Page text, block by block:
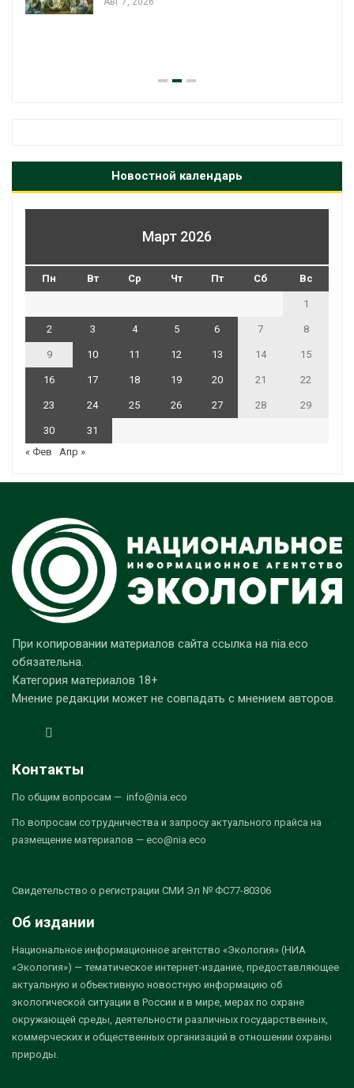
Новостной календарь
Март 2026
Пн Вт Ср Чт Пт Сб Вс
1
2 3 4 5 6 7 8
9 10 11 12 13 14 15
16 17 18 19 20 21 22
23 24 25 26 27 28 29
30
31
« Фев
Апр »
При копировании материалов сайта ссылка на nia.eco
обязательна.
Категория материалов 18+
Мнение редакции может не совпадать с мнением авторов.
Контакты
По общим вопросам — info@nia.eco
По вопросам сотрудничества и запросу актуального прайса на
размещение материалов — eco@nia.eco
Свидетельство о регистрации СМИ Эл № ФС77-80306
Об издании
Национальное информационное агентство «Экология» (НИА
«Экология») — тематическое интернет-издание, предоставляющее
актуальную и объективную новостную информацию об
экологической ситуации в России и в мире, мерах по охране
окружающей среды, деятельности различных государственных,
коммерческих и общественных организаций в отношении охраны
природы.